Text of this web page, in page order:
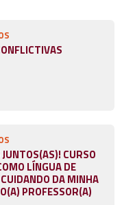
CURSO
LÍNGUA DE
DA MINHA
PROFESSOR(A)